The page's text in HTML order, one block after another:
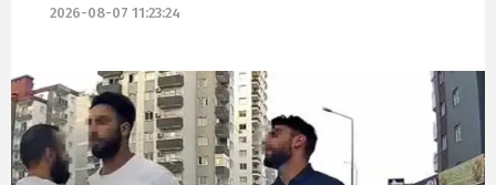
2026-08-07 11:23:24